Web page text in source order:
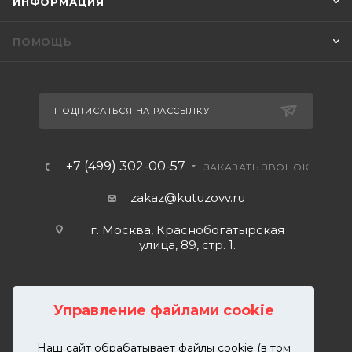
Управление файлами cookie
Наш сайт обрабатывает файлы cookie (в том
ПОМОЩЬ
ПОДПИСАТЬСЯ НА РАССЫЛКУ
+7 (499) 302-00-57 ЗАКАЗАТЬ ЗВОНОК
zakaz@kutuzovv.ru
г. Москва, Краснобогатырская
улица, 89, стр. 1.